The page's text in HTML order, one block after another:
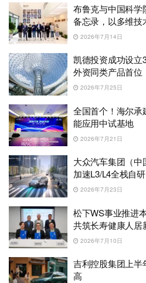
布鲁克与中国科学
备忘录，以多维技
2026年7月14日
凯德投资成功设立
外资同类产品首位
2026年7月25日
全国首个！海尔承
能应用中试基地
2026年7月21日
大众汽车集团（中
加速L3/L4全栈自
2026年7月23日
松下WS事业推进
共筑长寿健康人居
2026年7月10日
吉利控股集团上半
高